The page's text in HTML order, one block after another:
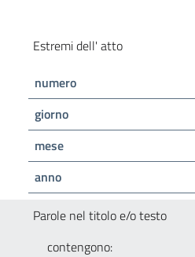
Estremi dell' atto
numero
giorno
mese
anno
Parole nel titolo e/o testo
contengono: